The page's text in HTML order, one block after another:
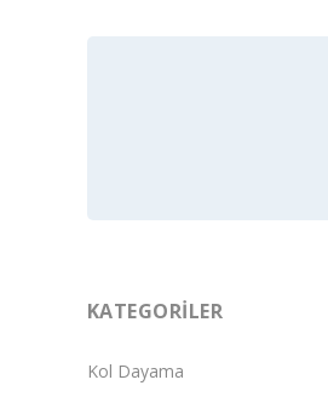
KATEGORILER
Kol Dayama